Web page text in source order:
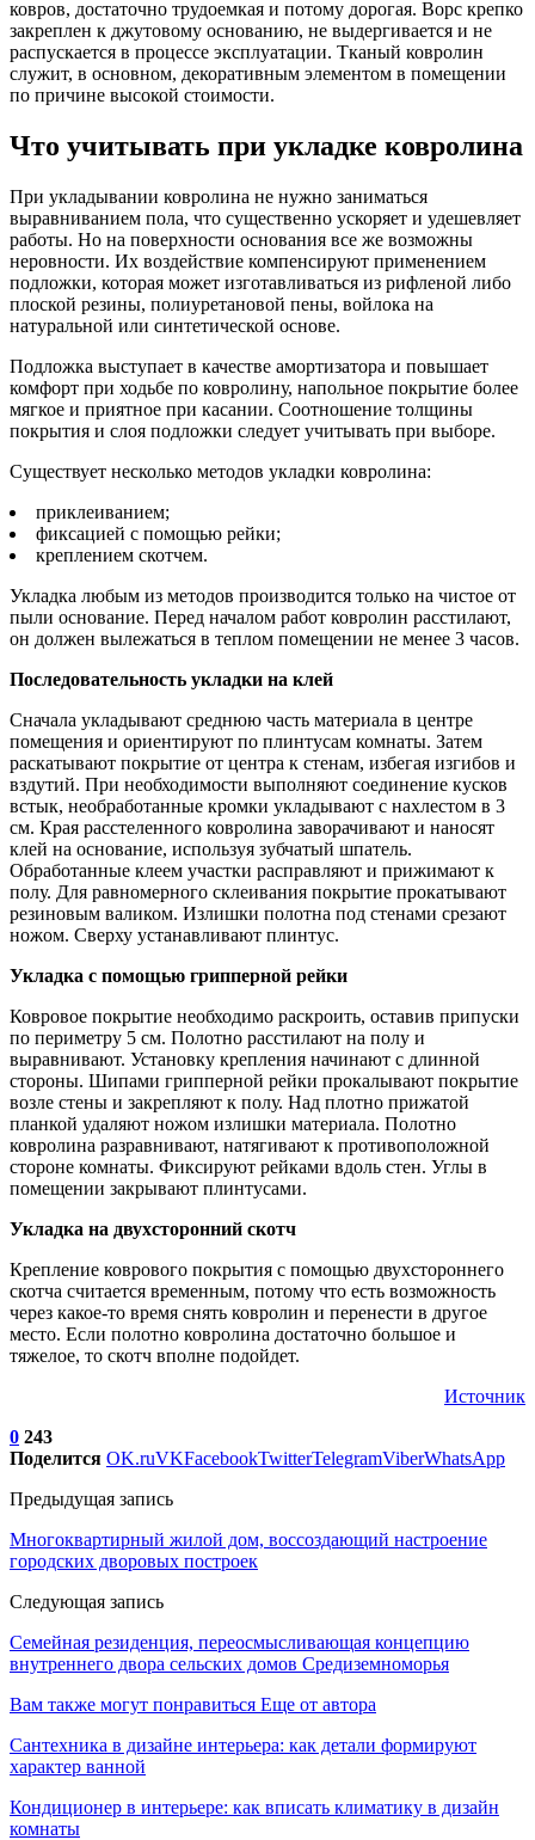
ковров, достаточно трудоемкая и потому дорогая. Ворс крепко
закреплен к джутовому основанию, не выдергивается и не
распускается в процессе эксплуатации. Тканый ковролин
служит, в основном, декоративным элементом в помещении
по причине высокой стоимости.
Что учитывать при укладке ковролина
При укладывании ковролина не нужно заниматься
выравниванием пола, что существенно ускоряет и удешевляет
работы. Но на поверхности основания все же возможны
неровности. Их воздействие компенсируют применением
подложки, которая может изготавливаться из рифленой либо
плоской резины, полиуретановой пены, войлока на
натуральной или синтетической основе.
Подложка выступает в качестве амортизатора и повышает
комфорт при ходьбе по ковролину, напольное покрытие более
мягкое и приятное при касании. Соотношение толщины
покрытия и слоя подложки следует учитывать при выборе.
Существует несколько методов укладки ковролина:
приклеиванием;
фиксацией с помощью рейки;
креплением скотчем.
Укладка любым из методов производится только на чистое от
пыли основание. Перед началом работ ковролин расстилают,
он должен вылежаться в теплом помещении не менее 3 часов.
Последовательность укладки на клей
Сначала укладывают среднюю часть материала в центре
помещения и ориентируют по плинтусам комнаты. Затем
раскатывают покрытие от центра к стенам, избегая изгибов и
вздутий. При необходимости выполняют соединение кусков
встык, необработанные кромки укладывают с нахлестом в 3
см. Края расстеленного ковролина заворачивают и наносят
клей на основание, используя зубчатый шпатель.
Обработанные клеем участки расправляют и прижимают к
полу. Для равномерного склеивания покрытие прокатывают
резиновым валиком. Излишки полотна под стенами срезают
ножом. Сверху устанавливают плинтус.
Укладка с помощью грипперной рейки
Ковровое покрытие необходимо раскроить, оставив припуски
по периметру 5 см. Полотно расстилают на полу и
выравнивают. Установку крепления начинают с длинной
стороны. Шипами грипперной рейки прокалывают покрытие
возле стены и закрепляют к полу. Над плотно прижатой
планкой удаляют ножом излишки материала. Полотно
ковролина разравнивают, натягивают к противоположной
стороне комнаты. Фиксируют рейками вдоль стен. Углы в
помещении закрывают плинтусами.
Укладка на двухсторонний скотч
Крепление коврового покрытия с помощью двухстороннего
скотча считается временным, потому что есть возможность
через какое-то время снять ковролин и перенести в другое
место. Если полотно ковролина достаточно большое и
тяжелое, то скотч вполне подойдет.
Источник
0 243
Поделится OK.ruVKFacebookTwitterTelegramViberWhatsApp
Предыдущая запись
Многоквартирный жилой дом, воссоздающий настроение
городских дворовых построек
Следующая запись
Семейная резиденция, переосмысливающая концепцию
внутреннего двора сельских домов Средиземноморья
Вам также могут понравиться Еще от автора
Сантехника в дизайне интерьера: как детали формируют
характер ванной
Кондиционер в интерьере: как вписать климатику в дизайн
комнаты